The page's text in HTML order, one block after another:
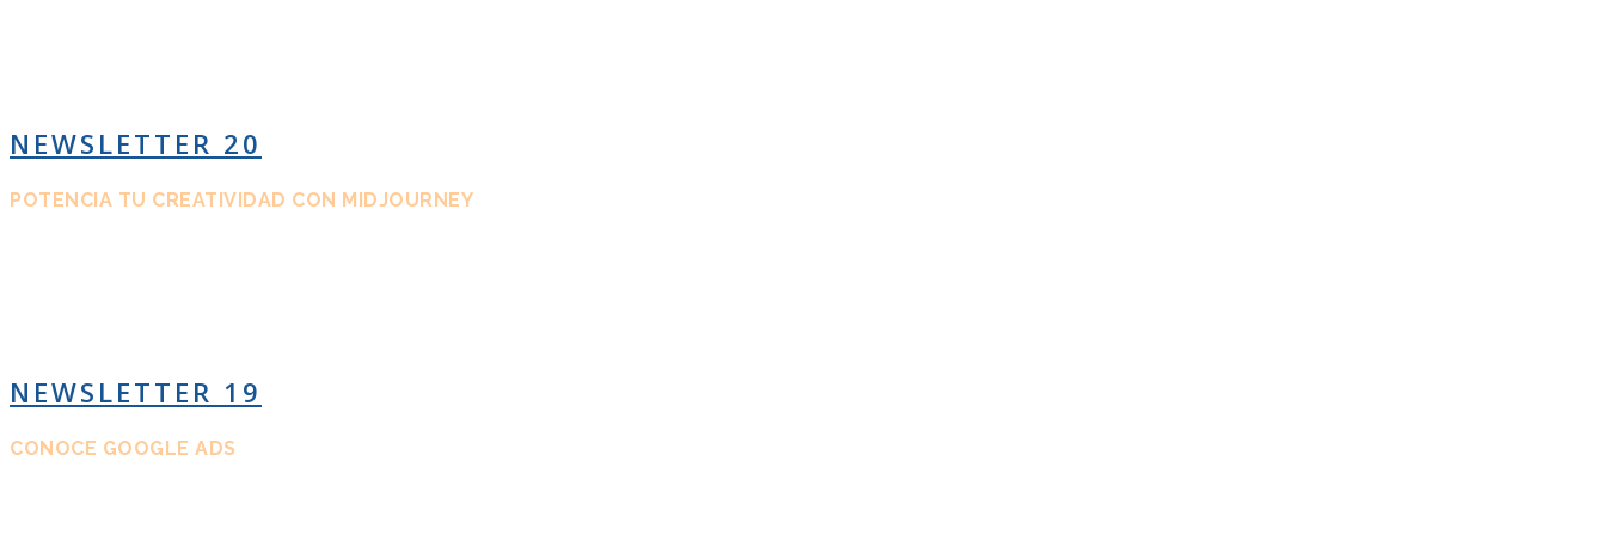
NEWSLETTER 20
POTENCIA TU CREATIVIDAD CON MIDJOURNEY
NEWSLETTER 19
CONOCE GOOGLE ADS